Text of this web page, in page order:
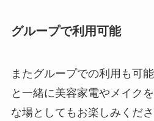
グループで利用可能
またグループでの利用も可
と一緒に美容家電やメイク
な場としてもお楽しみくださ